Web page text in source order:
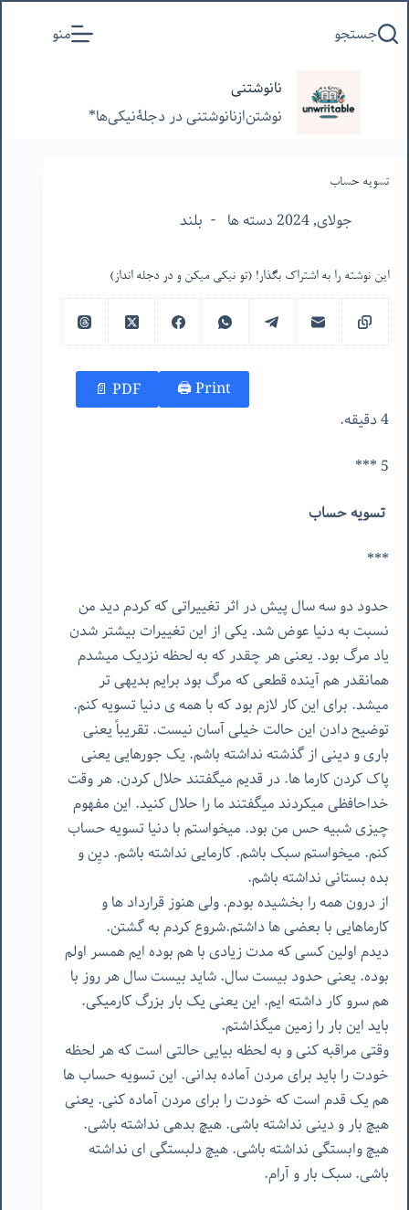
به
جستجو منو
نانوشتنی
نوشتن‌از‌نانوشتنی‌ در‌ دجلۀنیکی‌ها*
تسویه حساب
جولای, 2024 دسته ها بلند
این نوشته را به اشتراک بگذار! (تو نیکی میکن و در دجله انداز)
Print 🖨
PDF 📄
4 دقیقه.
5 ***
تسویه حساب
***
حدود دو سه سال پیش در اثر تغییراتی که کردم دید من
نسبت به دنیا عوض شد. یکی از این تغییرات بیشتر شدن
یاد مرگ بود. یعنی هر چقدر که به لحظه نزدیک میشدم
همانقدر هم آینده قطعی که مرگ بود برایم بدیهی تر
میشد. برای این کار لازم بود که با همه ی دنیا تسویه کنم.
توضیح دادن این حالت خیلی آسان نیست. تقریباً یعنی
باری و دینی از گذشته نداشته باشم. یک جورهایی یعنی
پاک کردن کارما ها. در قدیم میگفتند حلال کردن. هر وقت
خداحافظی میکردند میگفتند ما را حلال کنید. این مفهوم
چیزی شبیه حس من بود. میخواستم با دنیا تسویه حساب
کنم. میخواستم سبک باشم. کارمایی نداشته باشم. دیِن و
بده بستانی نداشته باشم.
از درون همه را بخشیده بودم. ولی هنوز قرارداد ها و
کارماهایی با بعضی ها داشتم.شروع کردم به گشتن.
دیدم اولین کسی که مدت زیادی با هم بوده ایم همسر اولم
بوده. یعنی حدود بیست سال. شاید بیست سال هر روز با
هم سرو کار داشته ایم. این یعنی یک بار بزرگ کارمیکی.
باید این بار را زمین میگذاشتم.
وقتی مراقبه کنی و به لحظه بیایی حالتی است که هر لحظه
خودت را باید برای مردن آماده بدانی. این تسویه حساب ها
هم یک قدم است که خودت را برای مردن آماده کنی. یعنی
هیچ بار و دینی نداشته باشی. هیچ بدهی نداشته باشی.
هیچ وابستگی نداشته باشی. هیچ دلبستگی ای نداشته
باشی. سبک بار و آرام.